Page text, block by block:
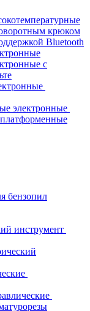
крюком
Bluetooth
с
электронные
бензопил
инструмент